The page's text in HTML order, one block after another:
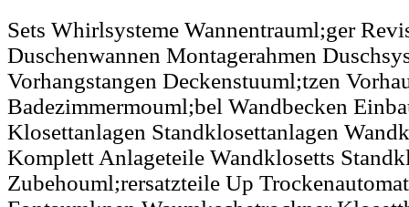
Sets Whirlsysteme Wannentrauml;ger
Duschenwannen Montagerahmen
Vorhangstangen Deckenstuuml;tzen
Badezimmermouml;bel Wandbecken
Klosettanlagen Standklosettanlagen
Komplett Anlageteile Wandklosetts
Zubehouml;rersatzteile Up